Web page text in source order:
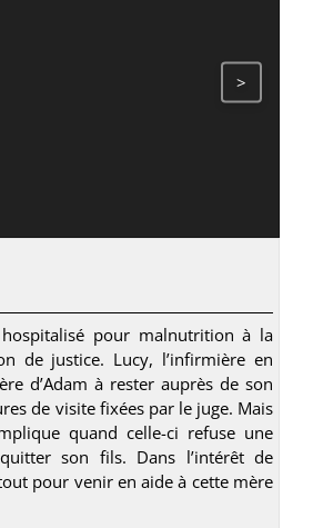
>
pour malnutrition à la
de justice. Lucy, l’infirmière en
d’Adam à rester auprès de son
de visite fixées par le juge. Mais
quand celle-ci refuse une
son fils. Dans l’intérêt de
pour venir en aide à cette mère